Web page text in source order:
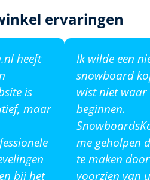
ervaringen
heeft
is
maar
bij het
Ik wilde een
snowboard
wist niet waar
beginnen.
me geholpen
te maken
voorzien van